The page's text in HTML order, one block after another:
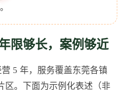
限够长，案例够近
5 年，服务覆盖东莞各镇
区。下面为示例化表述（非